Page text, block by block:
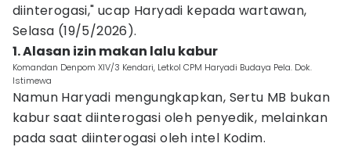
diinterogasi," ucap Haryadi kepada wartawan,
Selasa (19/5/2026).
1. Alasan izin makan lalu kabur
Komandan Denpom XIV/3 Kendari, Letkol CPM Haryadi Budaya Pela. Dok.
Istimewa
Namun Haryadi mengungkapkan, Sertu MB bukan
kabur saat diinterogasi oleh penyedik, melainkan
pada saat diinterogasi oleh intel Kodim.